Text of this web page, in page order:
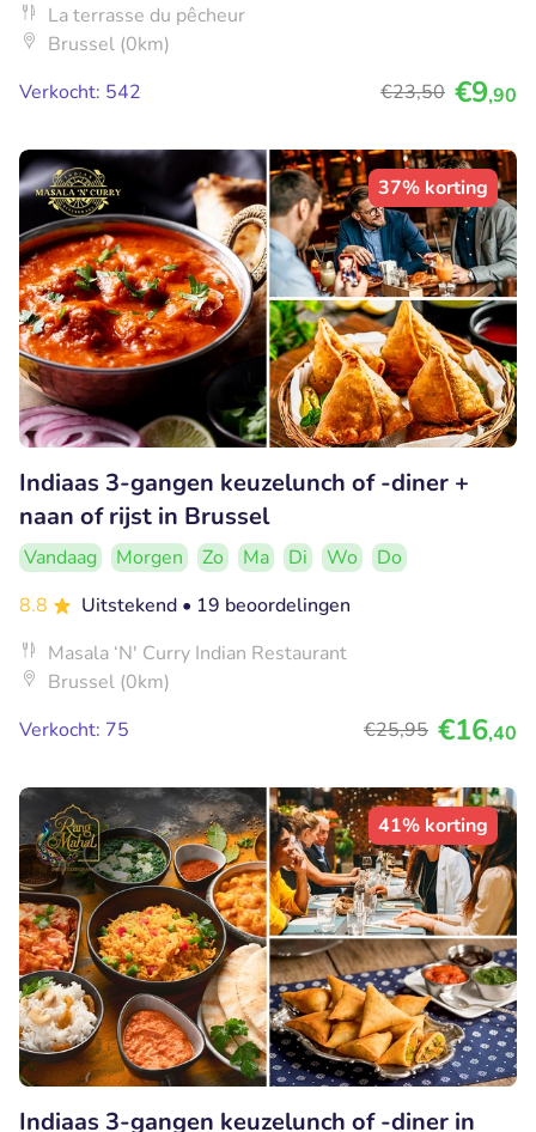
La terrasse du pêcheur
Brussel (0km)
Verkocht: 542
€23,50 €9,90
37% korting
Indiaas 3-gangen keuzelunch of -diner +
naan of rijst in Brussel
Vandaag Morgen Zo Ma Di Wo
Do
8.8
Uitstekend • 19 beoordelingen
Masala ‘N' Curry Indian Restaurant
Brussel (0km)
Verkocht: 75
€25,95 €16,40
41% korting
Indiaas 3-gangen keuzelunch of -diner in